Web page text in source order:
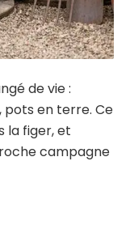
de vie :
pots en terre. Ce
la figer, et
campagne